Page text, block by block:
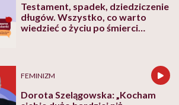
Testament, spadek, dziedziczenie
długów. Wszystko, co warto
wiedzieć o życiu po śmierci
FEMINIZM
Dorota Szelągowska: „Kocham